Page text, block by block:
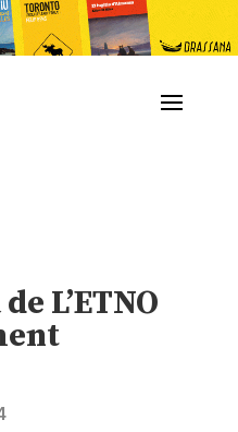
L’ETNO